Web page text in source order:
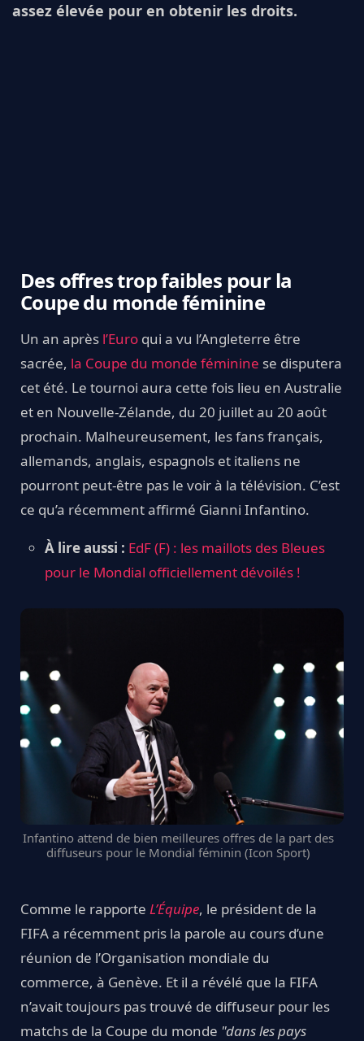
assez élevée pour en obtenir les droits.
Des offres trop faibles pour la
Coupe du monde féminine
Un an après l’Euro qui a vu l’Angleterre être
sacrée, la Coupe du monde féminine se disputera
cet été. Le tournoi aura cette fois lieu en Australie
et en Nouvelle-Zélande, du 20 juillet au 20 août
prochain. Malheureusement, les fans français,
allemands, anglais, espagnols et italiens ne
pourront peut-être pas le voir à la télévision. C’est
ce qu’a récemment affirmé Gianni Infantino.
À lire aussi : EdF (F) : les maillots des Bleues
pour le Mondial officiellement dévoilés !
Infantino attend de bien meilleures offres de la part des
diffuseurs pour le Mondial féminin (Icon Sport)
Comme le rapporte L’Équipe, le président de la
FIFA a récemment pris la parole au cours d’une
réunion de l’Organisation mondiale du
commerce, à Genève. Et il a révélé que la FIFA
n’avait toujours pas trouvé de diffuseur pour les
matchs de la Coupe du monde "dans les pays